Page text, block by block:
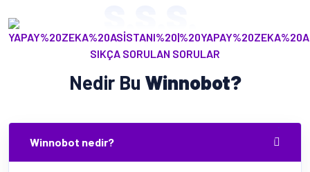
SIKÇA SORULAN SORULAR
Nedir Bu Winnobot?
Winnobot nedir?